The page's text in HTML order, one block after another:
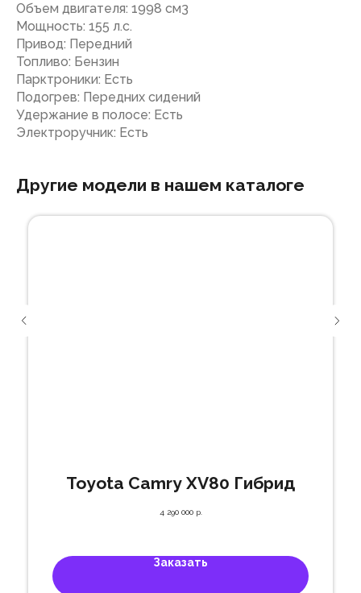
Объем двигателя: 1998 см3
Мощность: 155 л.с.
Привод: Передний
Топливо: Бензин
Парктроники: Есть
Подогрев: Передних сидений
Удержание в полосе: Есть
Электроручник: Есть
Другие модели в нашем каталоге
Toyota Camry XV80 Гибрид
4 290 000 р.
Заказать